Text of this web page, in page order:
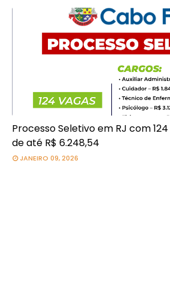
Processo Seletivo em RJ com
de até R$ 6.248,54
JANEIRO 09, 2026